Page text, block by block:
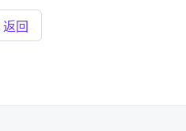
返回